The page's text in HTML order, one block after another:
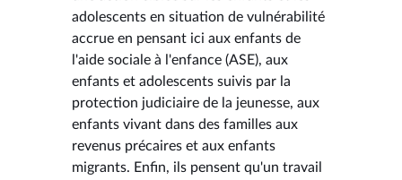
adolescents en situation de vulnérabilité
accrue en pensant ici aux enfants de
l'aide sociale à l'enfance (ASE), aux
enfants et adolescents suivis par la
protection judiciaire de la jeunesse, aux
enfants vivant dans des familles aux
revenus précaires et aux enfants
migrants. Enfin, ils pensent qu'un travail